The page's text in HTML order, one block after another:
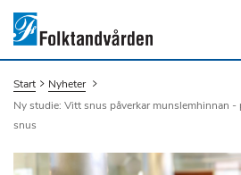
Start
Nyheter
Du är här:
Ny studie: Vitt snus påverkar munslemhinnan
snus